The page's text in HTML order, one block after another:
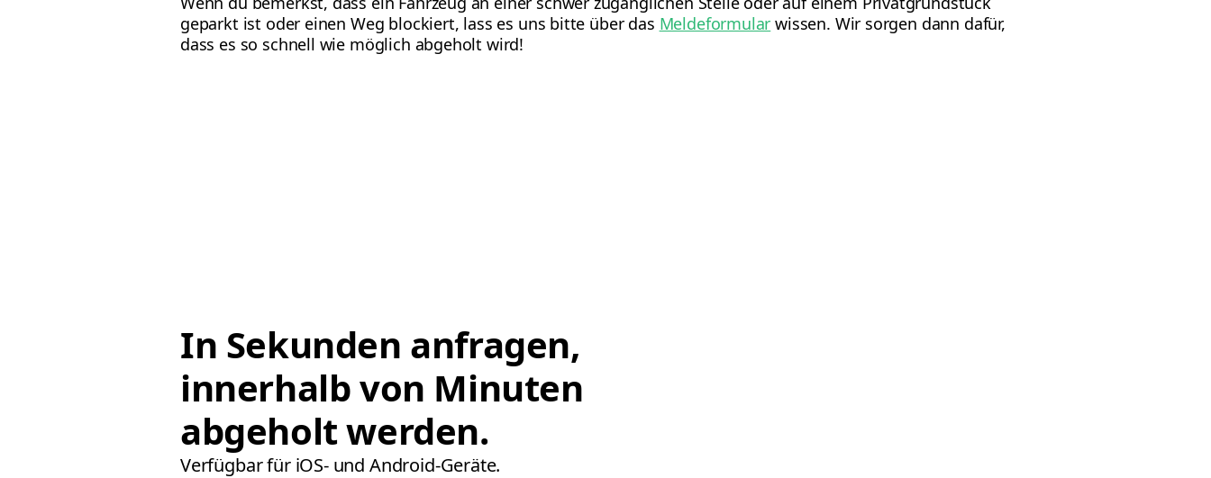
geparkt ist oder einen Weg blockiert, lass es uns bitte über das Meldeformular wissen. Wir sorgen dann dafür,
dass es so schnell wie möglich abgeholt wird!
In Sekunden anfragen,
innerhalb von Minuten
abgeholt werden.
Verfügbar für iOS- und Android-Geräte.